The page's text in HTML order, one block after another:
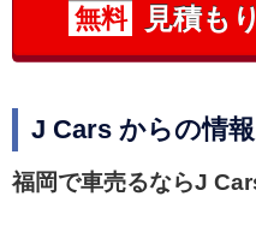
無料 見積も
J Cars からの情報
福岡で車売るならJ